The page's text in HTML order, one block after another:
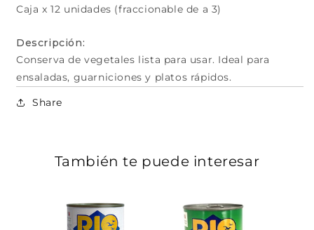
Caja x 12 unidades (fraccionable de a 3)
Descripción:
Conserva de vegetales lista para usar. Ideal para
ensaladas, guarniciones y platos rápidos.
Share
También te puede interesar